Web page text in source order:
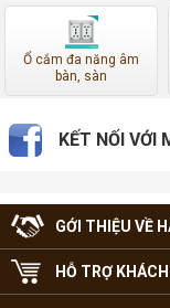
Ổ cắm đa năng âm
bàn, sàn
KẾT NỐI VỚI
GỚI THIỆU VỀ
HỖ TRỢ